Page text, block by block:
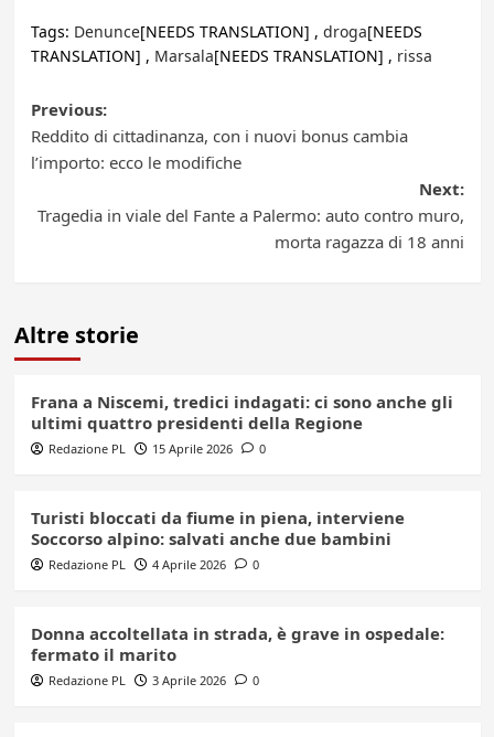
Tags: Denunce[NEEDS TRANSLATION] , droga[NEEDS
TRANSLATION] , Marsala[NEEDS TRANSLATION] , rissa
Post
navigation
Previous:
Reddito di cittadinanza, con i nuovi bonus cambia
l’importo: ecco le modifiche
Next:
Tragedia in viale del Fante a Palermo: auto contro muro,
morta ragazza di 18 anni
Altre storie
Frana a Niscemi, tredici indagati: ci sono anche gli
ultimi quattro presidenti della Regione
Redazione PL 15 Aprile 2026 0
Turisti bloccati da fiume in piena, interviene
Soccorso alpino: salvati anche due bambini
Redazione PL 4 Aprile 2026 0
Donna accoltellata in strada, è grave in ospedale:
fermato il marito
Redazione PL 3 Aprile 2026 0